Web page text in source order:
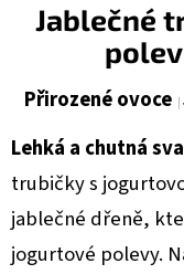
Jablečné
Přirozené ovoce
Lehká a chutná
trubičky s
jablečné dřeně,
jogurtové polevy.